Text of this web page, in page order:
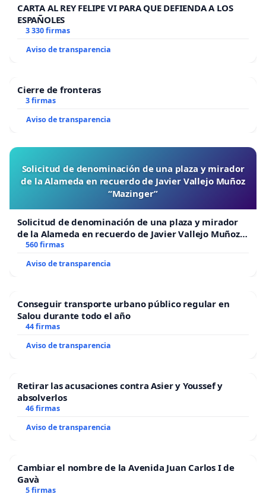
CARTA AL REY FELIPE VI PARA QUE DEFIENDA A LOS
ESPAÑOLES
3 330 firmas
Aviso de transparencia
Cierre de fronteras
3 firmas
Aviso de transparencia
Solicitud de denominación de una plaza y mirador
de la Alameda en recuerdo de Javier Vallejo Muñoz
“Mazinger”
Solicitud de denominación de una plaza y mirador
de la Alameda en recuerdo de Javier Vallejo Muñoz
“Mazinger”
560 firmas
Aviso de transparencia
Conseguir transporte urbano público regular en
Salou durante todo el año
44 firmas
Aviso de transparencia
Retirar las acusaciones contra Asier y Youssef y
absolverlos
46 firmas
Aviso de transparencia
Cambiar el nombre de la Avenida Juan Carlos I de
Gavà
5 firmas